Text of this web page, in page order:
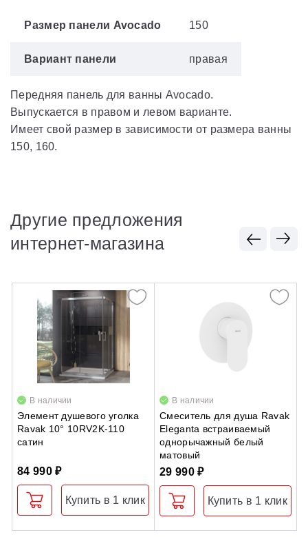
Размер панели Avocado 150
Вариант панели правая
Передняя панель для ванны Avocado.
Выпускается в правом и левом варианте.
Имеет свой размер в зависимости от размера ванны
150, 160.
Другие предложения
интернет-магазина
В наличии
Элемент душевого уголка
Ravak 10° 10RV2K-110
сатин
84 990 ₽
Купить в 1 клик
В наличии
Смеситель для душа Ravak
Eleganta встраиваемый
однорычажный белый
матовый
29 990 ₽
Купить в 1 клик